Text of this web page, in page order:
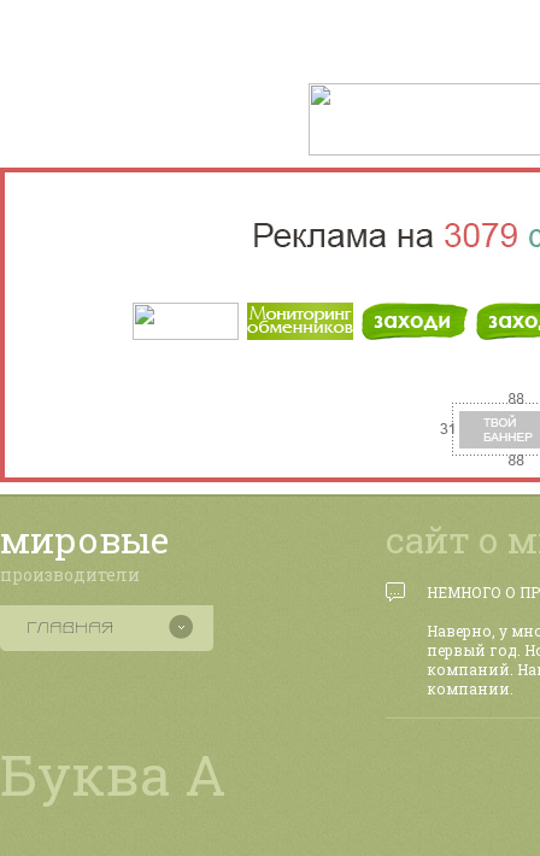
мировые
производители
сайт о
НЕМНОГО О
Наверно, у
первый год.
компаний.
компании.
Буква А